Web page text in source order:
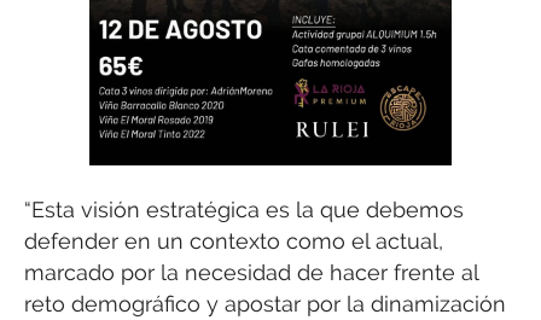
“Esta visión estratégica es la que debemos
defender en un contexto como el actual,
marcado por la necesidad de hacer frente al
reto demográfico y apostar por la dinamización